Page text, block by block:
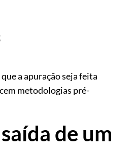
a apuração seja feita
metodologias pré-
de um